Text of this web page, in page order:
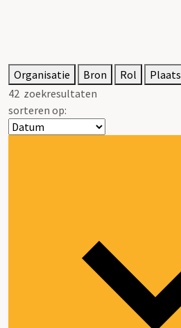
Organisatie Bron Rol
Plaats
42 zoekresultaten
sorteren op: